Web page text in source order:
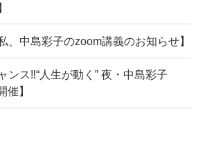
、中島彩子のzoom講義のお知らせ】
ンス‼“人生が動く” 夜・中島彩子
催】